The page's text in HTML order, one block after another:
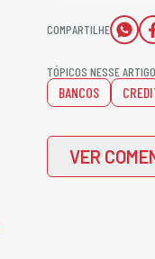
COMPARTILHE
TÓPICOS NESSE
BANCOS
VER